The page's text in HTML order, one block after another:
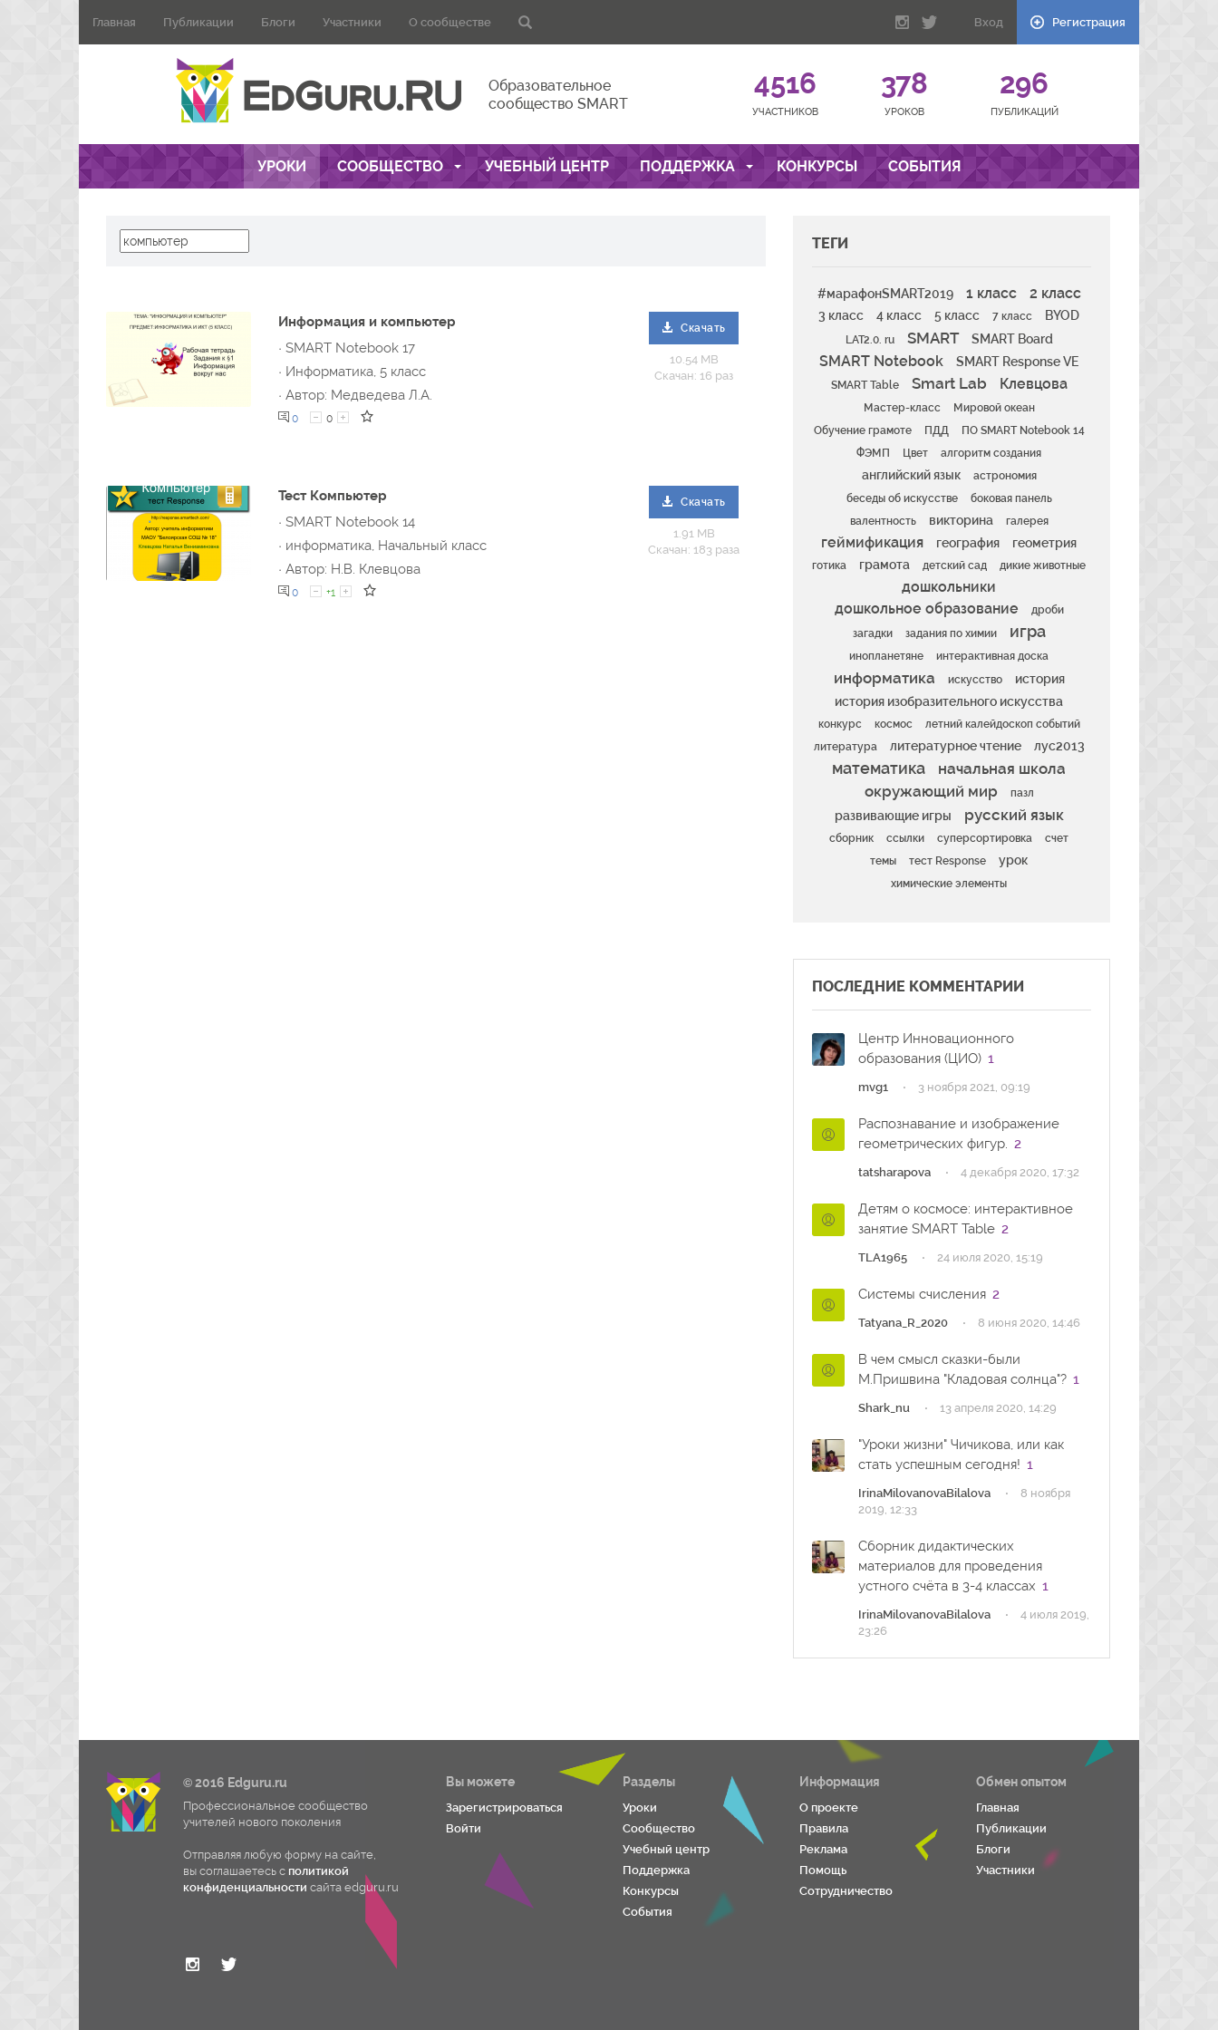
Главная Публикации Блоги Участники О сообществе Вход Регистрация
Образовательное
сообщество SMART
4516
УЧАСТНИКОВ
378
УРОКОВ
296
ПУБЛИКАЦИЙ
УРОКИ СООБЩЕСТВО УЧЕБНЫЙ ЦЕНТР ПОДДЕРЖКА КОНКУРСЫ СОБЫТИЯ
Информация и компьютер
· SMART Notebook 17
· Информатика, 5 класс
· Автор: Медведева Л.А.
0 0
Скачать
10.54 MB
Скачан: 16 раз
Тест Компьютер
· SMART Notebook 14
· информатика, Начальный класс
· Автор: Н.В. Клевцова
0 +1
Скачать
1.91 MB
Скачан: 183 раза
ТЕГИ
#марафонSMART2019 1 класс 2 класс
3 класс 4 класс 5 класс 7 класс BYOD
LAT2.0. ru SMART SMART Board
SMART Notebook SMART Response VE
SMART Table Smart Lab Клевцова
Мастер-класс
Мировой океан
Обучение грамоте
ПДД
ПО SMART Notebook 14
ФЭМП
Цвет алгоритм создания
английский язык
астрономия
беседы об искусстве
боковая панель
валентность
викторина галерея
геймификация география геометрия
готика грамота детский сад дикие животные
дошкольники
дошкольное образование
дроби
загадки
задания по химии игра
инопланетяне интерактивная доска
информатика искусство
история
история изобразительного искусства
конкурс космос
летний калейдоскоп событий
литература
литературное чтение лус2013
математика
начальная школа
окружающий мир
пазл
развивающие игры русский язык
сборник ссылки суперсортировка
счет
темы
тест Response урок
химические элементы
ПОСЛЕДНИЕ КОММЕНТАРИИ
Центр Инновационного
образования (ЦИО) 1
mvg1 · 3 ноября 2021, 09:19
Распознавание и изображение
геометрических фигур. 2
tatsharapova · 4 декабря 2020, 17:32
Детям о космосе: интерактивное
занятие SMART Table 2
TLA1965 · 24 июля 2020, 15:19
Системы счисления 2
Tatyana_R_2020 · 8 июня 2020, 14:46
В чем смысл сказки-были
М.Пришвина "Кладовая солнца"? 1
Shark_nu · 13 апреля 2020, 14:29
"Уроки жизни" Чичикова, или как
стать успешным сегодня! 1
IrinaMilovanovaBilalova ·
8 ноября
2019, 12:33
Сборник дидактических
материалов для проведения
устного счёта в 3-4 классах 1
IrinaMilovanovaBilalova ·
4 июля 2019,
23:26
© 2016 Edguru.ru
Профессиональное сообщество
учителей нового поколения
Отправляя любую форму на сайте,
вы соглашаетесь с политикой
конфиденциальности сайта edguru.ru
Вы можете
Зарегистрироваться
Войти
Разделы
Уроки
Сообщество
Учебный центр
Поддержка
Конкурсы
События
Информация
О проекте
Правила
Реклама
Помощь
Сотрудничество
Обмен опытом
Главная
Публикации
Блоги
Участники